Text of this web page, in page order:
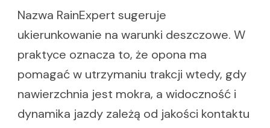
Nazwa RainExpert sugeruje
ukierunkowanie na warunki deszczowe. W
praktyce oznacza to, że opona ma
pomagać w utrzymaniu trakcji wtedy, gdy
nawierzchnia jest mokra, a widoczność i
dynamika jazdy zależą od jakości kontaktu